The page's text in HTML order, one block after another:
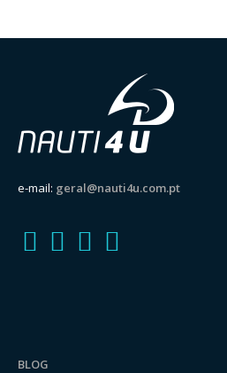
e-mail: geral@nauti4u.com.pt
BLOG